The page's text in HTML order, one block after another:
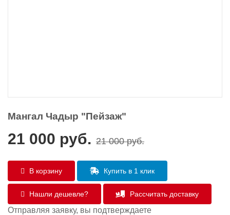
Мангал Чадыр "Пейзаж"
21 000 руб. 21 000 руб.
В корзину Купить в 1 клик
Нашли дешевле? Рассчитать доставку
Отправляя заявку, вы подтверждаете